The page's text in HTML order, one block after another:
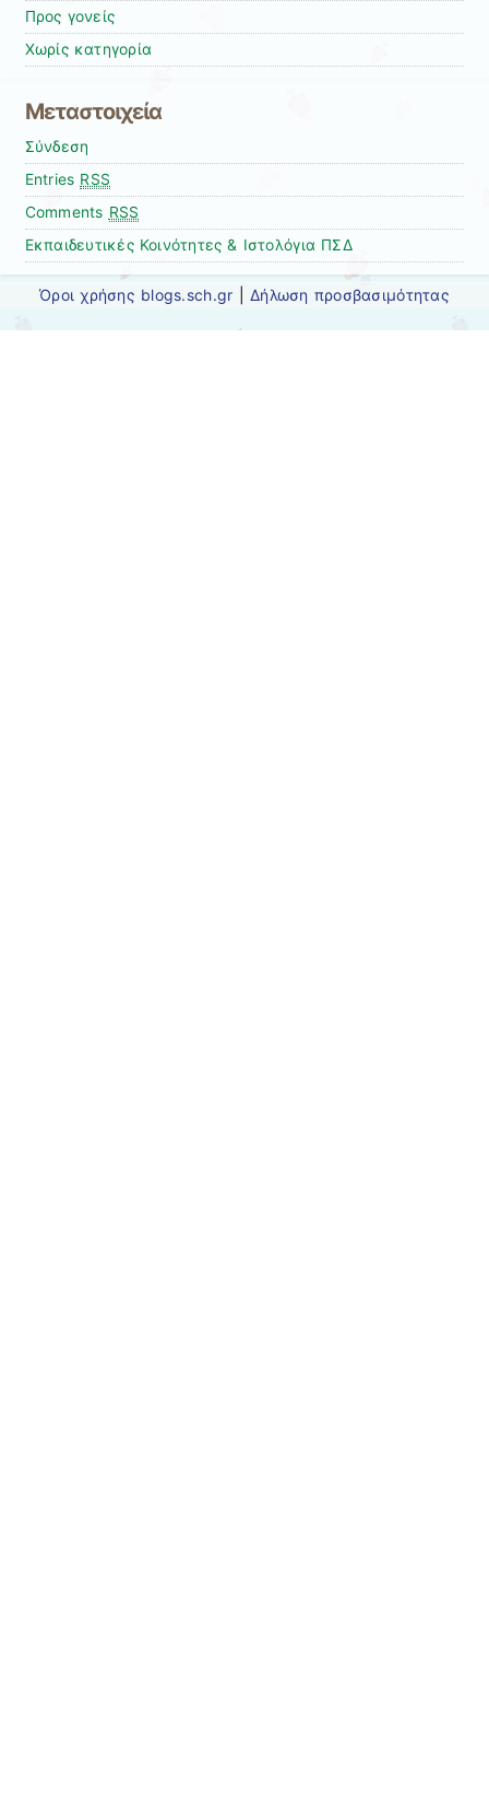
Προς γονείς
Χωρίς κατηγορία
Μεταστοιχεία
Σύνδεση
Entries RSS
Comments RSS
Εκπαιδευτικές Κοινότητες & Ιστολόγια ΠΣΔ
Όροι χρήσης blogs.sch.gr Δήλωση προσβασιμότητας